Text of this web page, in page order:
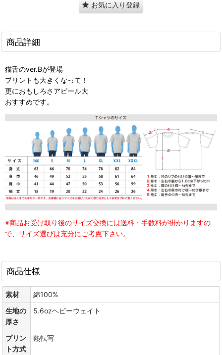
お気に入り登録
商品詳細
猫舌のver.Bが登場
プリントも大きくなって！
更におもしろさアピール大
おすすめです。
※商品お受け取り後のサイズ交換には送料・手数料が掛かりますの
で、サイズ選びは充分にご考慮下さい。
商品仕様
素材
綿100%
生地の
厚さ
5.6ozヘビーウェイト
プリン
ト方式
熱転写